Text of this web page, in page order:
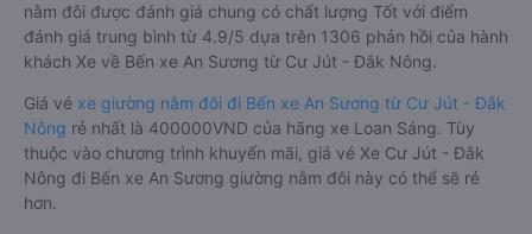
nằm đôi được đánh giá chung có chất lượng Tốt với điểm
đánh giá trung bình từ 4.9/5 dựa trên 1306 phản hồi của hành
khách Xe về Bến xe An Sương từ Cư Jút - Đắk Nông.
Giá vé xe giường nằm đôi đi Bến xe An Sương từ Cư Jút - Đắk
Nông rẻ nhất là 400000VND của hãng xe Loan Sáng. Tùy
thuộc vào chương trình khuyến mãi, giá vé Xe Cư Jút - Đắk
Nông đi Bến xe An Sương giường nằm đôi này có thể sẽ rẻ
hơn.